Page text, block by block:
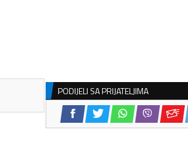
PODIJELI SA PRIJATELJIMA